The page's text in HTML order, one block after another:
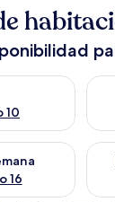
10
para hoy
16
para este